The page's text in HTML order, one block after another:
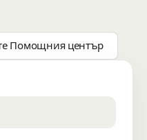
Помощния център